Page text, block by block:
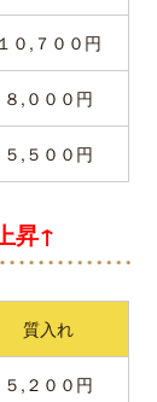
１０,７００円
８,０００円
５,５００円
昇↑
質入れ
５,２００円